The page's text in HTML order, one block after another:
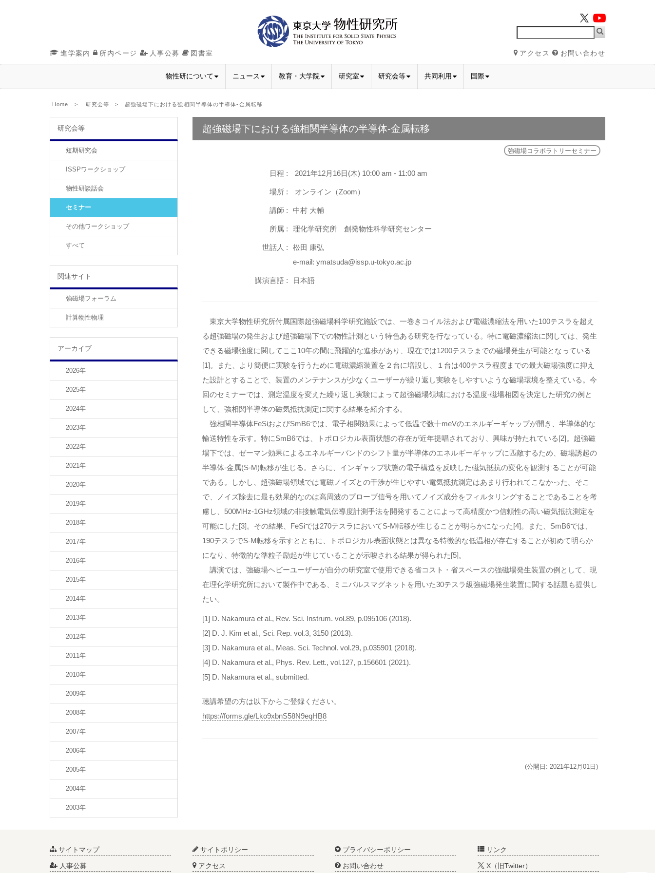
進学案内 所内ページ 人事公募 図書室 アクセス お問い合わせ
物性研について ニュース 教育・大学院 研究室 研究会等 共同利用 国際
Home > 研究会等 > 超強磁場下における強相関半導体の半導体-金属転移
研究会等
短期研究会
ISSPワークショップ
物性研談話会
セミナー
その他ワークショップ
すべて
関連サイト
強磁場フォーラム
計算物性物理
アーカイブ
2026年
2025年
2024年
2023年
2022年
2021年
2020年
2019年
2018年
2017年
2016年
2015年
2014年
2013年
2012年
2011年
2010年
2009年
2008年
2007年
2006年
2005年
2004年
2003年
超強磁場下における強相関半導体の半導体-金属転移
強磁場コラボラトリーセミナー
日程 : 2021年12月16日(木) 10:00 am - 11:00 am
場所 : オンライン（Zoom）
講師 : 中村 大輔
所属 : 理化学研究所 創発物性科学研究センター
世話人 :
松田 康弘
e-mail: ymatsuda@issp.u-tokyo.ac.jp
講演言語 : 日本語
東京大学物性研究所付属国際超強磁場科学研究施設では、一巻きコイル法および電磁濃縮法を用いた100テスラを超え
る超強磁場の発生および超強磁場下での物性計測という特色ある研究を行なっている。特に電磁濃縮法に関しては、発生
できる磁場強度に関してここ10年の間に飛躍的な進歩があり、現在では1200テスラまでの磁場発生が可能となっている
[1]。また、より簡便に実験を行うために電磁濃縮装置を２台に増設し、１台は400テスラ程度までの最大磁場強度に抑え
た設計とすることで、装置のメンテナンスが少なくユーザーが繰り返し実験をしやすいような磁場環境を整えている。今
回のセミナーでは、測定温度を変えた繰り返し実験によって超強磁場領域における温度-磁場相図を決定した研究の例と
して、強相関半導体の磁気抵抗測定に関する結果を紹介する。
強相関半導体FeSiおよびSmB6では、電子相関効果によって低温で数十meVのエネルギーギャップが開き、半導体的な
輸送特性を示す。特にSmB6では、トポロジカル表面状態の存在が近年提唱されており、興味が持たれている[2]。超強磁
場下では、ゼーマン効果によるエネルギーバンドのシフト量が半導体のエネルギーギャップに匹敵するため、磁場誘起の
半導体-金属(S-M)転移が生じる。さらに、インギャップ状態の電子構造を反映した磁気抵抗の変化を観測することが可能
である。しかし、超強磁場領域では電磁ノイズとの干渉が生じやすい電気抵抗測定はあまり行われてこなかった。そこ
で、ノイズ除去に最も効果的なのは高周波のプローブ信号を用いてノイズ成分をフィルタリングすることであることを考
慮し、500MHz-1GHz領域の非接触電気伝導度計測手法を開発することによって高精度かつ信頼性の高い磁気抵抗測定を
可能にした[3]。その結果、FeSiでは270テスラにおいてS-M転移が生じることが明らかになった[4]。また、SmB6では、
190テスラでS-M転移を示すとともに、トポロジカル表面状態とは異なる特徴的な低温相が存在することが初めて明らか
になり、特徴的な準粒子励起が生じていることが示唆される結果が得られた[5]。
講演では、強磁場ヘビーユーザーが自分の研究室で使用できる省コスト・省スペースの強磁場発生装置の例として、現
在理化学研究所において製作中である、ミニパルスマグネットを用いた30テスラ級強磁場発生装置に関する話題も提供し
たい。
[1] D. Nakamura et al., Rev. Sci. Instrum. vol.89, p.095106 (2018).
[2] D. J. Kim et al., Sci. Rep. vol.3, 3150 (2013).
[3] D. Nakamura et al., Meas. Sci. Technol. vol.29, p.035901 (2018).
[4] D. Nakamura et al., Phys. Rev. Lett., vol.127, p.156601 (2021).
[5] D. Nakamura et al., submitted.
聴講希望の方は以下からご登録ください。
https://forms.gle/Lko9xbnS58N9eqHB8
(公開日: 2021年12月01日)
サイトマップ サイトポリシー プライバシーポリシー リンク
人事公募 アクセス お問い合わせ X（旧Twitter）